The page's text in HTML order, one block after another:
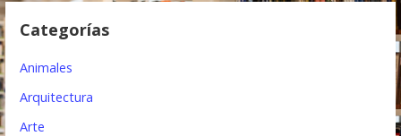
n
Categorías
Animales
Arquitectura
Arte